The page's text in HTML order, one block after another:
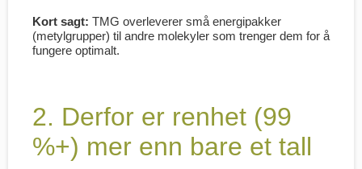
Kort sagt: TMG overleverer små energipakker
(metylgrupper) til andre molekyler som trenger dem for å
fungere optimalt.
2. Derfor er renhet (99
%+) mer enn bare et tall